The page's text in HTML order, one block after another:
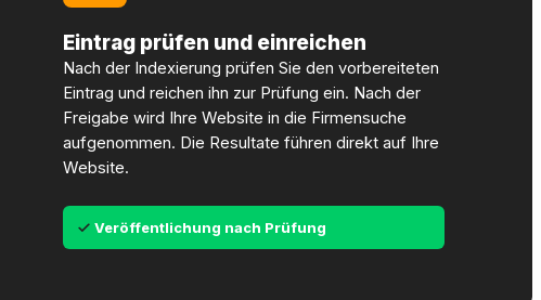
Eintrag prüfen und einreichen
Nach der Indexierung prüfen Sie den vorbereiteten
Eintrag und reichen ihn zur Prüfung ein. Nach der
Freigabe wird Ihre Website in die Firmensuche
aufgenommen. Die Resultate führen direkt auf Ihre
Website.
Veröffentlichung nach Prüfung